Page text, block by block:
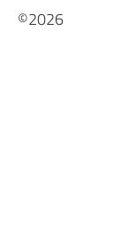
©2026